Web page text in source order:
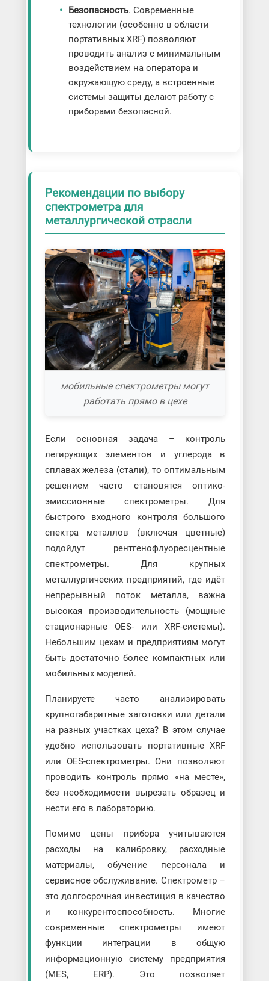
Безопасность. Современные
технологии (особенно в области
портативных XRF) позволяют
проводить анализ с минимальным
воздействием на оператора и
окружающую среду, а встроенные
системы защиты делают работу с
приборами безопасной.
Рекомендации по выбору
спектрометра для
металлургической отрасли
мобильные спектрометры могут
работать прямо в цехе
Если основная задача – контроль
легирующих элементов и углерода в
сплавах железа (стали), то оптимальным
решением часто становятся оптико-
эмиссионные спектрометры. Для
быстрого входного контроля большого
спектра металлов (включая цветные)
подойдут рентгенофлуоресцентные
спектрометры. Для крупных
металлургических предприятий, где идёт
непрерывный поток металла, важна
высокая производительность (мощные
стационарные OES- или XRF-системы).
Небольшим цехам и предприятиям могут
быть достаточно более компактных или
мобильных моделей.
Планируете часто анализировать
крупногабаритные заготовки или детали
на разных участках цеха? В этом случае
удобно использовать портативные XRF
или OES-спектрометры. Они позволяют
проводить контроль прямо «на месте»,
без необходимости вырезать образец и
нести его в лабораторию.
Помимо цены прибора учитываются
расходы на калибровку, расходные
материалы, обучение персонала и
сервисное обслуживание. Спектрометр –
это долгосрочная инвестиция в качество
и конкурентоспособность. Многие
современные спектрометры имеют
функции интеграции в общую
информационную систему предприятия
(MES, ERP). Это позволяет